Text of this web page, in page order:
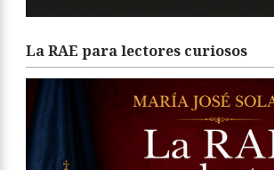
La RAE para lectores curiosos